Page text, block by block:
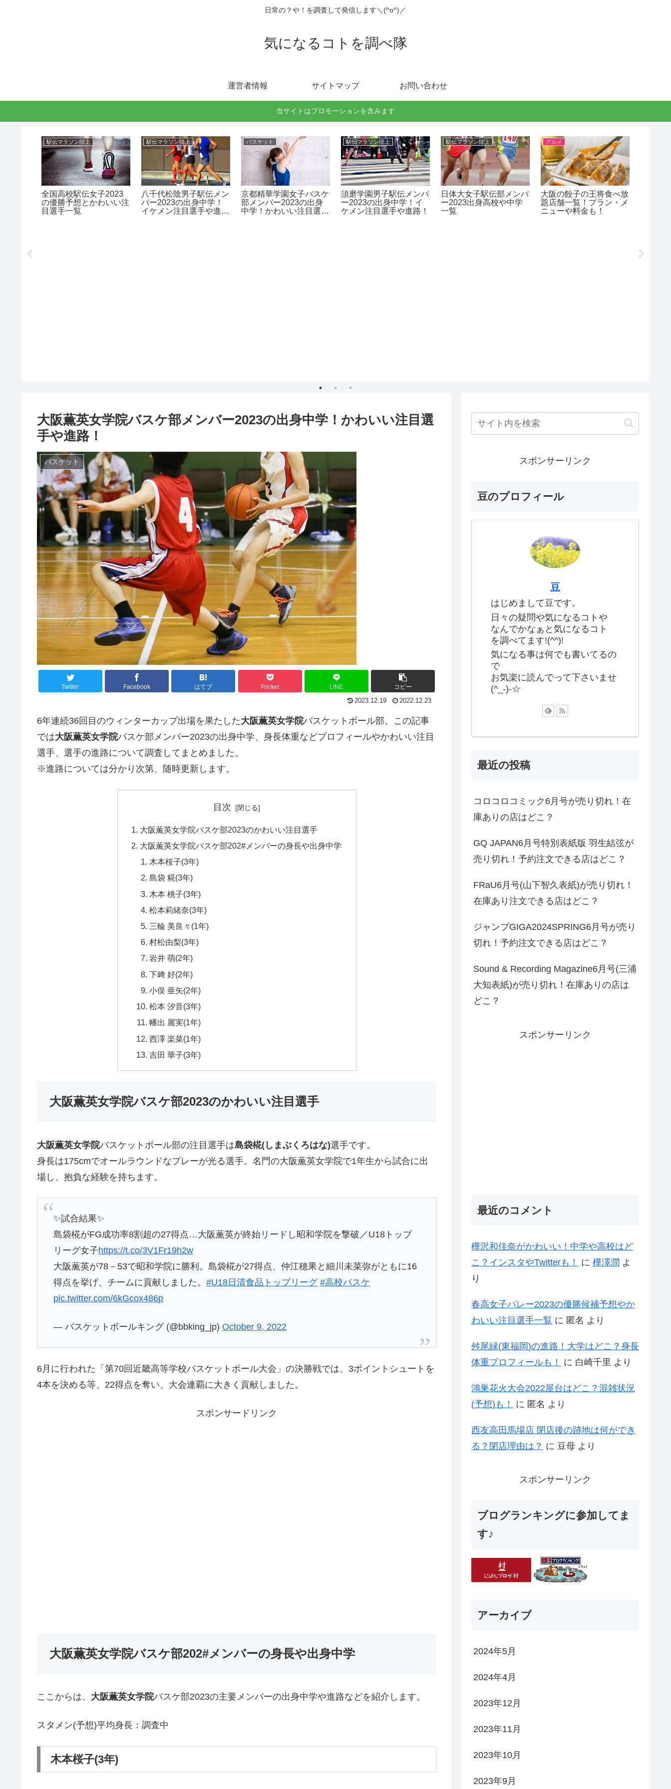
日常の？や！を調査して発信します＼(^o^)／
気になるコトを調べ隊
運営者情報 サイトマップ お問い合わせ
当サイトはプロモーションを含みます
駅伝マラソン陸上
全国高校駅伝女子2023
の優勝予想とかわいい注
目選手一覧
駅伝マラソン陸上
八千代松陰男子駅伝メン
バー2023の出身中学！
イケメン注目選手や進
バスケット
京都精華学園女子バスケ
部メンバー2023の出身
中学！かわいい注目選手
駅伝マラソン陸上
須磨学園男子駅伝メンバ
ー2023の出身中学！イ
ケメン注目選手や進路！
駅伝マラソン陸上
日体大女子駅伝部メンバ
ー2023出身高校や中学
一覧
グルメ
大阪の餃子の王将食べ放
題店舗一覧！プラン・メ
ニューや料金も！
大阪薫英女学院バスケ部メンバー2023の出身中学！かわいい注目選
手や進路！
バスケット
Twitter Facebook はてブ Pocket LINE コピー
2023.12.19 2022.12.23
6年連続36回目のウィンターカップ出場を果たした大阪薫英女学院バスケットボール部。この記事
では大阪薫英女学院バスケ部メンバー2023の出身中学、身長体重などプロフィールやかわいい注目
選手、選手の進路について調査してまとめました。
※進路については分かり次第、随時更新します。
目次
大阪薫英女学院バスケ部2023のかわいい注目選手
大阪薫英女学院バスケ部202#メンバーの身長や出身中学
木本桜子(3年)
島袋 糀(3年)
木本 桃子(3年)
松本莉緒奈(3年)
三輪 美良々(1年)
村松由梨(3年)
岩井 萌(2年)
下﨑 好(2年)
小俣 亜矢(2年)
松本 汐音(3年)
幡出 麗実(1年)
西澤 楽菜(1年)
吉田 華子(3年)
大阪薫英女学院バスケ部2023のかわいい注目選手
大阪薫英女学院バスケットボール部の注目選手は島袋椛(しまぶくろはな)選手です。
身長は175cmでオールラウンドなプレーが光る選手。名門の大阪薫英女学院で1年生から試合に出
場し、抱負な経験を持ちます。
✨試合結果✨
島袋椛がFG成功率8割超の27得点…大阪薫英が終始リードし昭和学院を撃破／U18トップ
リーグ女子https://t.co/3V1Fr19h2w
大阪薫英が78－53で昭和学院に勝利。島袋椛が27得点、仲江穂果と細川未菜弥がともに16
得点を挙げ、チームに貢献しました。#U18日清食品トップリーグ #高校バスケ
pic.twitter.com/6kGcox486p
— バスケットボールキング (@bbking_jp)October 9, 2022
6月に行われた「第70回近畿高等学校バスケットボール大会」の決勝戦では、3ポイントシュートを
4本を決める等、22得点を奪い、大会連覇に大きく貢献しました。
スポンサードリンク
大阪薫英女学院バスケ部202#メンバーの身長や出身中学
ここからは、 大阪薫英女学院バスケ部2023の主要メンバーの出身中学や進路などを紹介します。
スタメン(予想)平均身長：調査中
木本桜子(3年)
スポンサーリンク
豆のプロフィール
豆
はじめまして豆です。
日々の疑問や気になるコトや
なんでかなぁと気になるコト
を調べてます!(^^)!
気になる事は何でも書いてるの
で
お気楽に読んでって下さいませ
(^_-)-☆
最近の投稿
コロコロコミック6月号が売り切れ！在
庫ありの店はどこ？
GQ JAPAN6月号特別表紙版 羽生結弦が
売り切れ！予約注文できる店はどこ？
FRaU6月号(山下智久表紙)が売り切れ！
在庫あり注文できる店はどこ？
ジャンプGIGA2024SPRING6月号が売り
切れ！予約注文できる店はどこ？
Sound & Recording Magazine6月号(三浦
大知表紙)が売り切れ！在庫ありの店は
どこ？
スポンサーリンク
最近のコメント
樺沢和佳奈がかわいい！中学や高校はど
こ？インスタやTwitterも！
に 樺澤潤 よ
り
春高女子バレー2023の優勝候補予想やか
わいい注目選手一覧 に 匿名 より
舛尾緑(東福岡)の進路！大学はどこ？身長
体重プロフィールも！
に 白崎千里 より
鴻巣花火大会2022屋台はどこ？混雑状況
(予想)も！
に 匿名 より
西友高田馬場店 閉店後の跡地は何ができ
る？閉店理由は？ に 豆母 より
スポンサーリンク
ブログランキングに参加してま
す♪
アーカイブ
2024年5月
2024年4月
2023年12月
2023年11月
2023年10月
2023年9月